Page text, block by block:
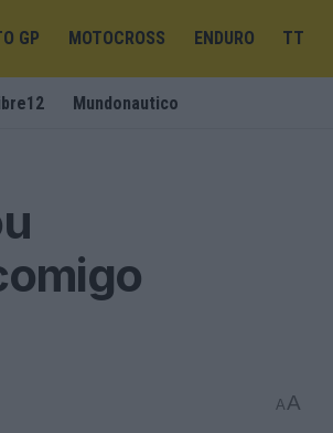
GP MOTOCROSS ENDURO TT
Mundonautico
AA